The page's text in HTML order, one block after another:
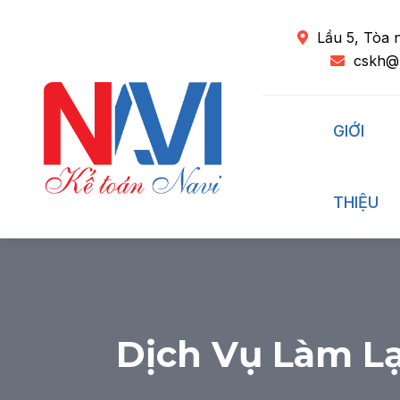
Lầu 5, Tòa
GIỚI
THIỆU
Dịch Vụ Làm